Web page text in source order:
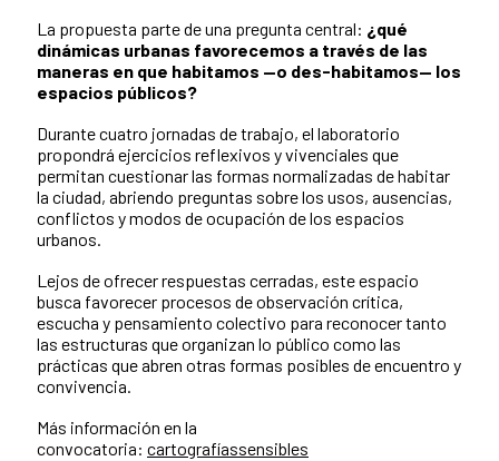
La propuesta parte de una pregunta central: ¿qué
dinámicas urbanas favorecemos a través de las
maneras en que habitamos —o des-habitamos— los
espacios públicos?
Durante cuatro jornadas de trabajo, el laboratorio
propondrá ejercicios reflexivos y vivenciales que
permitan cuestionar las formas normalizadas de habitar
la ciudad, abriendo preguntas sobre los usos, ausencias,
conflictos y modos de ocupación de los espacios
urbanos.
Lejos de ofrecer respuestas cerradas, este espacio
busca favorecer procesos de observación crítica,
escucha y pensamiento colectivo para reconocer tanto
las estructuras que organizan lo público como las
prácticas que abren otras formas posibles de encuentro y
convivencia.
Más información en la
convocatoria: cartografíassensibles